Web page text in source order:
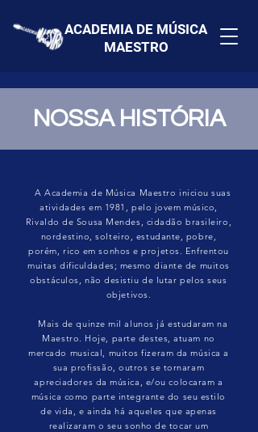
ACADEMIA DE MÚSICA
MAESTRO
NOSSA HISTÓRIA
A Academia de Música Maestro iniciou suas
atividades em 1981, pelo jovem músico,
Rivaldo de Sousa Mendes, cidadão brasileiro,
nordestino, solteiro, estudante, pobre,
porém, rico em sonhos e projetos. Enfrentou
muitas dificuldades; mesmo diante de muitos
obstáculos, não desistiu de lutar pelos seus
objetivos.
Mais de quinze mil alunos já estudaram na
Maestro. Hoje, parte destes, atuam no
mercado musical, muitos fizeram da música a
sua profissão, outros se tornaram
apreciadores da música, e/ou colocaram a
música como parte integrante do seu estilo
de vida, e ainda há aqueles que apenas
realizaram o seu sonho de tocar um